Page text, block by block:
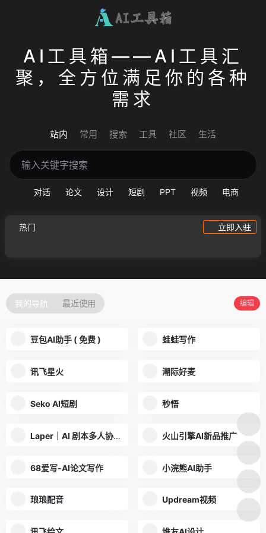
AI工具箱——AI工具汇
聚，全方位满足你的各种
需求
站内 常用 搜索 工具 社区 生活
对话 论文 设计 短剧 PPT 视频 电商
热门 立即入驻
我的导航 最近使用 编辑
豆包AI助手 ( 免费 ) 蛙蛙写作
讯飞星火 潮际好麦
Seko AI短剧 秒悟
Laper｜AI 剧本多人协作平台 火山引擎AI新品推广
68爱写-AI论文写作 小浣熊AI助手
琅琅配音 Updream视频